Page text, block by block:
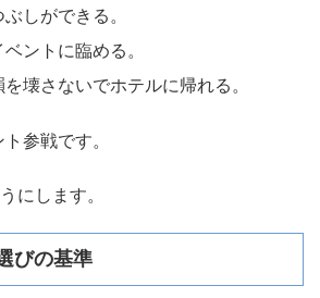
しができる。
ントに臨める。
壊さないでホテルに帰れる。
参戦です。
にします。
びの基準